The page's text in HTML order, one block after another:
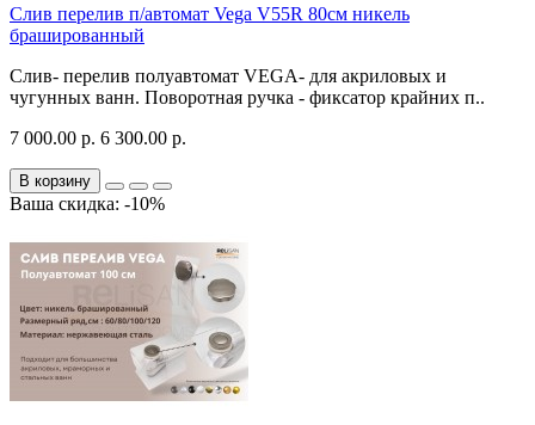
Слив перелив п/автомат Vega V55R 80см никель
брашированный
Слив- перелив полуавтомат VEGA- для акриловых и
чугунных ванн. Поворотная ручка - фиксатор крайних п..
7 000.00 р. 6 300.00 р.
В корзину
Ваша скидка: -10%